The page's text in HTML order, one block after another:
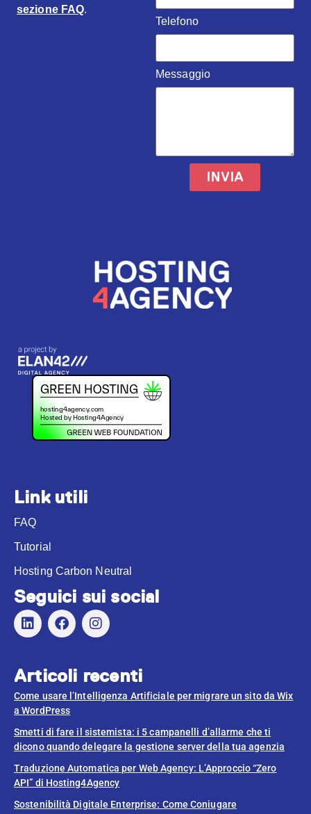
sezione FAQ.
Telefono
Messaggio
INVIA
Link utili
FAQ
Tutorial
Hosting Carbon Neutral
Seguici sui social
Articoli recenti
Come usare l’Intelligenza Artificiale per migrare un sito da Wix
a WordPress
Smetti di fare il sistemista: i 5 campanelli d’allarme che ti
dicono quando delegare la gestione server della tua agenzia
Traduzione Automatica per Web Agency: L’Approccio “Zero
API” di Hosting4Agency
Sostenibilità Digitale Enterprise: Come Coniugare